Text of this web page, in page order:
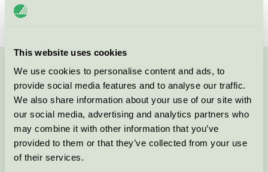
This website uses cookies
We use cookies to personalise content and ads, to
provide social media features and to analyse our traffic.
We also share information about your use of our site with
our social media, advertising and analytics partners who
may combine it with other information that you’ve
provided to them or that they’ve collected from your use
of their services.
Kontakta oss på 08-55 55 24 00eller via formuläret:
Fortsätt